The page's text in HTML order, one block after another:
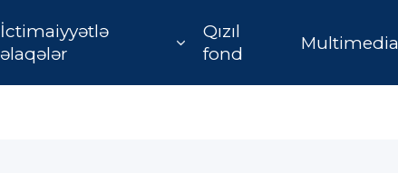
İctimaiyyətlə
əlaqələr
Qızıl
fond
Multimedia